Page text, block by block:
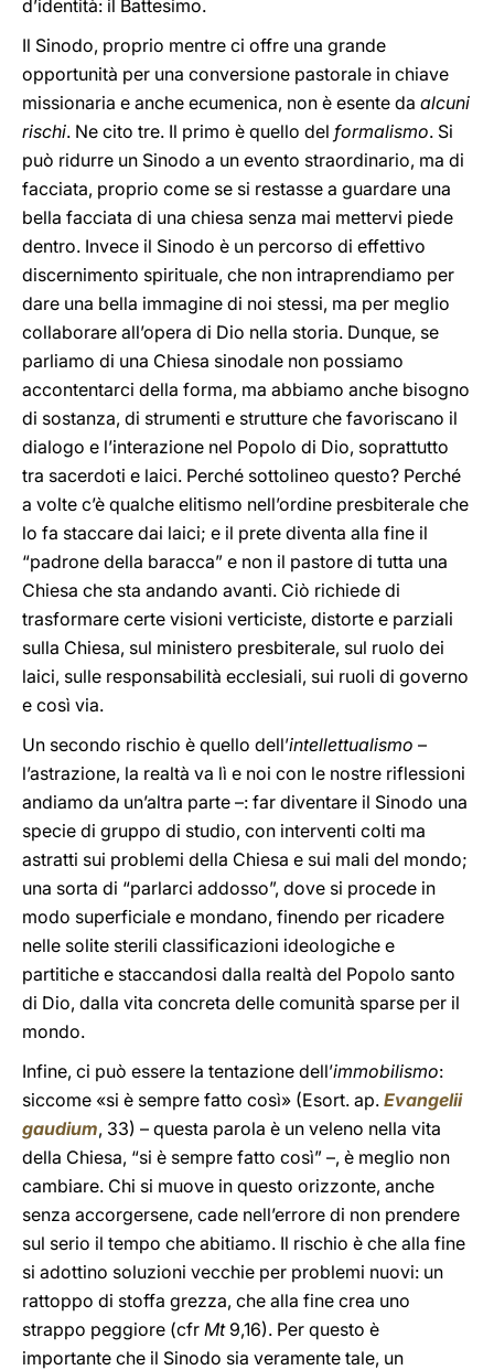
d’identità: il Battesimo.
Il Sinodo, proprio mentre ci offre una grande
opportunità per una conversione pastorale in chiave
missionaria e anche ecumenica, non è esente da alcuni
rischi. Ne cito tre. Il primo è quello del formalismo. Si
può ridurre un Sinodo a un evento straordinario, ma di
facciata, proprio come se si restasse a guardare una
bella facciata di una chiesa senza mai mettervi piede
dentro. Invece il Sinodo è un percorso di effettivo
discernimento spirituale, che non intraprendiamo per
dare una bella immagine di noi stessi, ma per meglio
collaborare all’opera di Dio nella storia. Dunque, se
parliamo di una Chiesa sinodale non possiamo
accontentarci della forma, ma abbiamo anche bisogno
di sostanza, di strumenti e strutture che favoriscano il
dialogo e l’interazione nel Popolo di Dio, soprattutto
tra sacerdoti e laici. Perché sottolineo questo? Perché
a volte c’è qualche elitismo nell’ordine presbiterale che
lo fa staccare dai laici; e il prete diventa alla fine il
“padrone della baracca” e non il pastore di tutta una
Chiesa che sta andando avanti. Ciò richiede di
trasformare certe visioni verticiste, distorte e parziali
sulla Chiesa, sul ministero presbiterale, sul ruolo dei
laici, sulle responsabilità ecclesiali, sui ruoli di governo
e così via.
Un secondo rischio è quello dell’intellettualismo –
l’astrazione, la realtà va lì e noi con le nostre riflessioni
andiamo da un’altra parte –: far diventare il Sinodo una
specie di gruppo di studio, con interventi colti ma
astratti sui problemi della Chiesa e sui mali del mondo;
una sorta di “parlarci addosso”, dove si procede in
modo superficiale e mondano, finendo per ricadere
nelle solite sterili classificazioni ideologiche e
partitiche e staccandosi dalla realtà del Popolo santo
di Dio, dalla vita concreta delle comunità sparse per il
mondo.
Infine, ci può essere la tentazione dell’immobilismo:
siccome «si è sempre fatto così» (Esort. ap. Evangelii
gaudium, 33) – questa parola è un veleno nella vita
della Chiesa, “si è sempre fatto così” –, è meglio non
cambiare. Chi si muove in questo orizzonte, anche
senza accorgersene, cade nell’errore di non prendere
sul serio il tempo che abitiamo. Il rischio è che alla fine
si adottino soluzioni vecchie per problemi nuovi: un
rattoppo di stoffa grezza, che alla fine crea uno
strappo peggiore (cfr Mt9,16). Per questo è
importante che il Sinodo sia veramente tale, un